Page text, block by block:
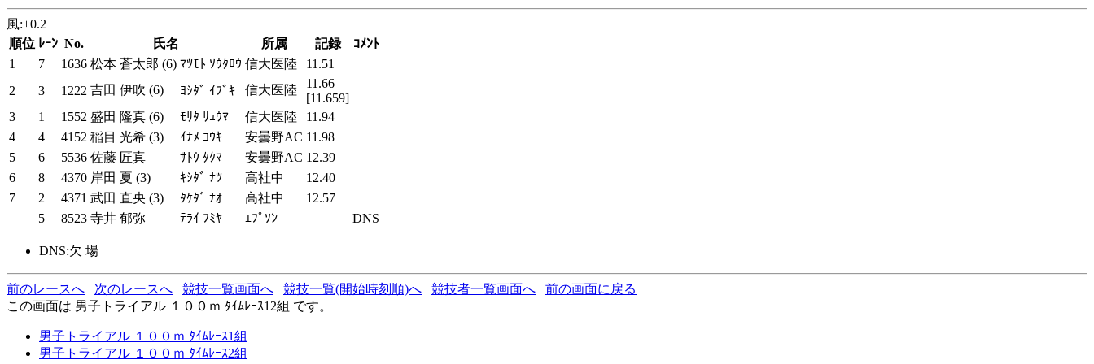
風:+0.2
順位 ﾚｰﾝ No. 氏名 所属 記録
ｺﾒﾝﾄ
1
7 1636 松本 蒼太郎 (6) ﾏﾂﾓﾄ ｿｳﾀﾛｳ 信大医陸
11.51
2
3 1222 吉田 伊吹 (6) ﾖｼﾀﾞ ｲﾌﾞｷ 信大医陸
11.66
[11.659]
3
1 1552 盛田 隆真 (6) ﾓﾘﾀ ﾘｭｳﾏ 信大医陸
11.94
4
4 4152 稲目 光希 (3) ｲﾅﾒ ｺｳｷ 安曇野AC 11.98
5
6 5536 佐藤 匠真 ｻﾄｳ ﾀｸﾏ 安曇野AC 12.39
6
8 4370 岸田 夏 (3) ｷｼﾀﾞ ﾅﾂ 高社中
12.40
7
2 4371 武田 直央 (3) ﾀｹﾀﾞ ﾅｵ 高社中
12.57
5
8523 寺井 郁弥 ﾃﾗｲ ﾌﾐﾔ ｴﾌﾟｿﾝ DNS
DNS:欠 場
前のレースへ 次のレースへ 競技一覧画面へ 競技一覧(開始時刻順)へ 競技者一覧画面へ
前の画面に戻る
この画面は 男子トライアル １００ｍ ﾀｲﾑﾚｰｽ12組 です。
男子トライアル １００ｍ ﾀｲﾑﾚｰｽ1組
男子トライアル １００ｍ ﾀｲﾑﾚｰｽ2組